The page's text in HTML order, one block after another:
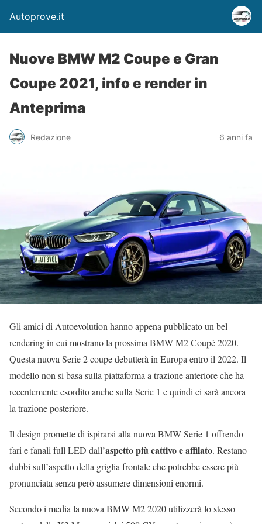
Autoprove.it
Nuove BMW M2 Coupe e Gran
Coupe 2021, info e render in
Anteprima
Redazione 6 anni fa
Gli amici di Autoevolution hanno appena pubblicato un bel
rendering in cui mostrano la prossima BMW M2 Coupé 2020.
Questa nuova Serie 2 coupe debutterà in Europa entro il 2022. Il
modello non si basa sulla piattaforma a trazione anteriore che ha
recentemente esordito anche sulla Serie 1 e quindi ci sarà ancora
la trazione posteriore.
Il design promette di ispirarsi alla nuova BMW Serie 1 offrendo
fari e fanali full LED dall’aspetto più cattivo e affilato. Restano
dubbi sull’aspetto della griglia frontale che potrebbe essere più
pronunciata senza però assumere dimensioni enormi.
Secondo i media la nuova BMW M2 2020 utilizzerà lo stesso